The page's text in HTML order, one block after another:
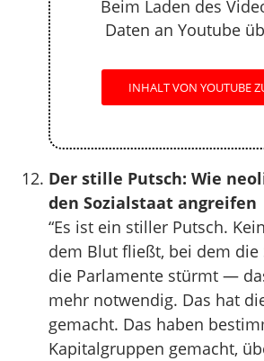
Beim Laden des
Daten an Youtube
INHALT VON YOUTUBE
Der stille Putsch: Wie
den Sozialstaat angreifen
“Es ist ein stiller Putsch.
dem Blut fließt, bei dem die
die Parlamente stürmt —
mehr notwendig. Das hat
gemacht. Das haben
Kapitalgruppen gemacht,